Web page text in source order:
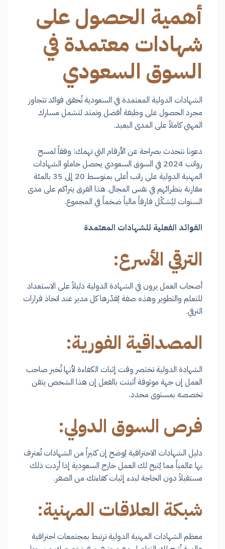
أهمية الحصول على
شهادات معتمدة في
السوق السعودي
الشهادات الدولية المعتمدة في السعودية تُحقق فوائد تتجاوز
مجرد الحصول على وظيفة أفضل وتمتد لتشمل مسارك
المهني كاملاً على المدى البعيد.
دعونا نتحدث بصراحة عن الأرقام التي تهمك: وفقاً لمسح
رواتب 2024 في السوق السعودي يحصل حاملو الشهادات
المهنية الدولية على راتب أعلى بمتوسط 20 إلى 35 بالمئة
مقارنة بنظرائهم في نفس المجال. هذا الفرق يتراكم على مدى
السنوات ليُشكّل فارقاً مالياً ضخماً في المجموع.
الفوائد الفعلية للشهادات المعتمدة
الترقي الأسرع:
أصحاب العمل يرون في الشهادة الدولية دليلاً على الاستعداد
للتعلم والتطوير وهذه صفة يُقدّرها كل مدير عند اتخاذ قرارات
الترقي.
المصداقية الفورية:
الشهادة الدولية تختصر وقت إثبات الكفاءة لأنها تُخبر صاحب
العمل إن جهة موثوقة أثبتت بالفعل إن هذا الشخص يتقن
تخصصه بمستوى محدد.
فرص السوق الدولي:
دليل الشهادات الاحترافية يُوضح إن كثيراً من الشهادات تُعترف
بها عالمياً مما يُتيح لك العمل خارج السعودية إذا أردت ذلك
مستقبلاً دون الحاجة لبدء إثبات كفاءتك من الصفر.
شبكة العلاقات المهنية:
معظم الشهادات المهنية الدولية ترتبط بمجتمعات احترافية